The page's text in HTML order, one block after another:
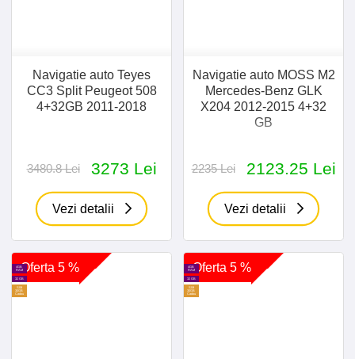
Navigatie auto Teyes
CC3 Split Peugeot 508
4+32GB 2011-2018
3480.8 Lei 3273 Lei
Vezi detalii
Navigatie auto MOSS M2
Mercedes-Benz GLK
X204 2012-2015 4+32
GB
2235 Lei 2123.25 Lei
Vezi detalii
Oferta 5 %
4GB
RAM
32 GB
SIM
30GB
Cadou
Oferta 5 %
4GB
RAM
32 GB
SIM
30GB
Cadou